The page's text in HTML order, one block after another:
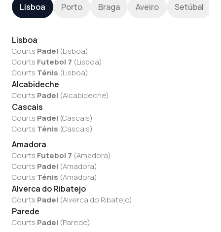
Lisboa Porto Braga Aveiro Setúbal
Lisboa
Courts Padel (Lisboa)
Courts Futebol 7 (Lisboa)
Courts Ténis (Lisboa)
Alcabideche
Courts Padel (Alcabideche)
Cascais
Courts Padel (Cascais)
Courts Ténis (Cascais)
Amadora
Courts Futebol 7 (Amadora)
Courts Padel (Amadora)
Courts Ténis (Amadora)
Alverca do Ribatejo
Courts Padel (Alverca do Ribatejo)
Parede
Courts Padel (Parede)